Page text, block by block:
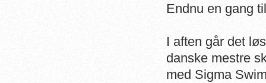
Endnu en gang
I aften går det
danske mestre
med Sigma